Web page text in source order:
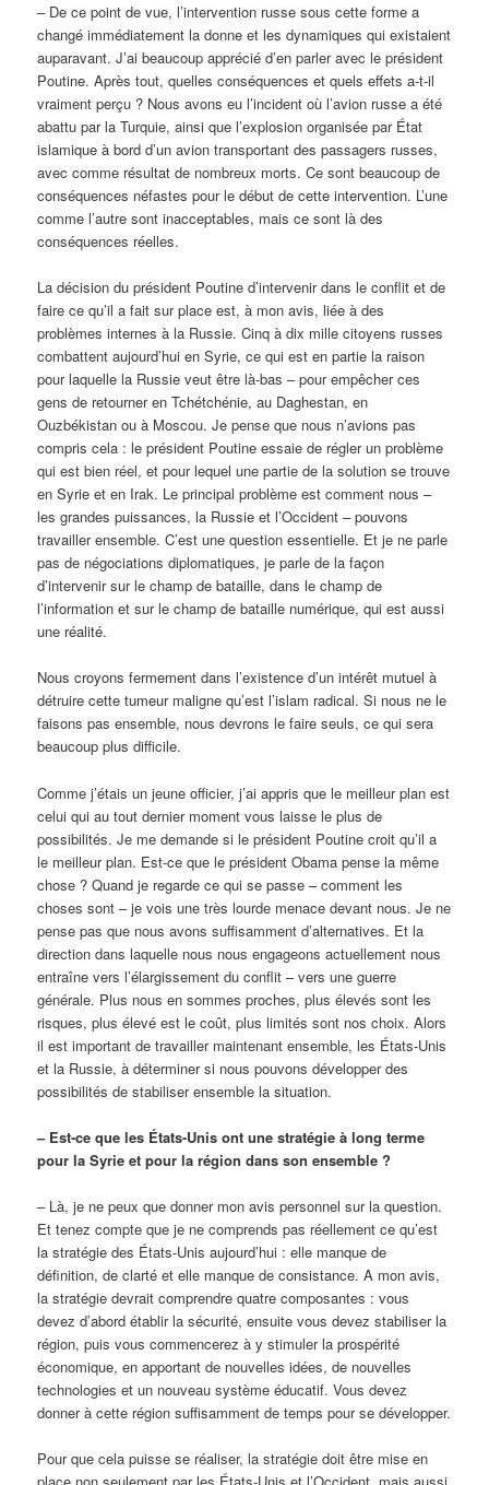
– De ce point de vue, l’intervention russe sous cette forme a
changé immédiatement la donne et les dynamiques qui existaient
auparavant. J’ai beaucoup apprécié d’en parler avec le président
Poutine. Après tout, quelles conséquences et quels effets a-t-il
vraiment perçu ? Nous avons eu l’incident où l’avion russe a été
abattu par la Turquie, ainsi que l’explosion organisée par État
islamique à bord d’un avion transportant des passagers russes,
avec comme résultat de nombreux morts. Ce sont beaucoup de
conséquences néfastes pour le début de cette intervention. L’une
comme l’autre sont inacceptables, mais ce sont là des
conséquences réelles.
La décision du président Poutine d’intervenir dans le conflit et de
faire ce qu’il a fait sur place est, à mon avis, liée à des
problèmes internes à la Russie. Cinq à dix mille citoyens russes
combattent aujourd’hui en Syrie, ce qui est en partie la raison
pour laquelle la Russie veut être là-bas – pour empêcher ces
gens de retourner en Tchétchénie, au Daghestan, en
Ouzbékistan ou à Moscou. Je pense que nous n’avions pas
compris cela : le président Poutine essaie de régler un problème
qui est bien réel, et pour lequel une partie de la solution se trouve
en Syrie et en Irak. Le principal problème est comment nous –
les grandes puissances, la Russie et l’Occident – pouvons
travailler ensemble. C’est une question essentielle. Et je ne parle
pas de négociations diplomatiques, je parle de la façon
d’intervenir sur le champ de bataille, dans le champ de
l’information et sur le champ de bataille numérique, qui est aussi
une réalité.
Nous croyons fermement dans l’existence d’un intérêt mutuel à
détruire cette tumeur maligne qu’est l’islam radical. Si nous ne le
faisons pas ensemble, nous devrons le faire seuls, ce qui sera
beaucoup plus difficile.
Comme j’étais un jeune officier, j’ai appris que le meilleur plan est
celui qui au tout dernier moment vous laisse le plus de
possibilités. Je me demande si le président Poutine croit qu’il a
le meilleur plan. Est-ce que le président Obama pense la même
chose ? Quand je regarde ce qui se passe – comment les
choses sont – je vois une très lourde menace devant nous. Je ne
pense pas que nous avons suffisamment d’alternatives. Et la
direction dans laquelle nous nous engageons actuellement nous
entraîne vers l’élargissement du conflit – vers une guerre
générale. Plus nous en sommes proches, plus élevés sont les
risques, plus élevé est le coût, plus limités sont nos choix. Alors
il est important de travailler maintenant ensemble, les États-Unis
et la Russie, à déterminer si nous pouvons développer des
possibilités de stabiliser ensemble la situation.
– Est-ce que les États-Unis ont une stratégie à long terme
pour la Syrie et pour la région dans son ensemble ?
– Là, je ne peux que donner mon avis personnel sur la question.
Et tenez compte que je ne comprends pas réellement ce qu’est
la stratégie des États-Unis aujourd’hui : elle manque de
définition, de clarté et elle manque de consistance. A mon avis,
la stratégie devrait comprendre quatre composantes : vous
devez d’abord établir la sécurité, ensuite vous devez stabiliser la
région, puis vous commencerez à y stimuler la prospérité
économique, en apportant de nouvelles idées, de nouvelles
technologies et un nouveau système éducatif. Vous devez
donner à cette région suffisamment de temps pour se développer.
Pour que cela puisse se réaliser, la stratégie doit être mise en